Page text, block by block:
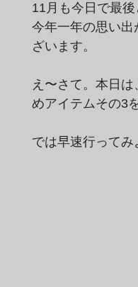
11月も今日で最
今年一年の思い
ざいます。
え〜さて。本日
めアイテムその3
では早速行ってみ